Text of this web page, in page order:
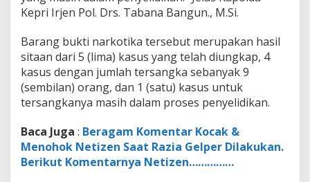
Kepri Irjen Pol. Drs. Tabana Bangun., M.Si.
Barang bukti narkotika tersebut merupakan hasil
sitaan dari 5 (lima) kasus yang telah diungkap, 4
kasus dengan jumlah tersangka sebanyak 9
(sembilan) orang, dan 1 (satu) kasus untuk
tersangkanya masih dalam proses penyelidikan.
Baca Juga : Beragam Komentar Kocak &
Menohok Netizen Saat Razia Gelper Dilakukan.
Berikut Komentarnya Netizen……………